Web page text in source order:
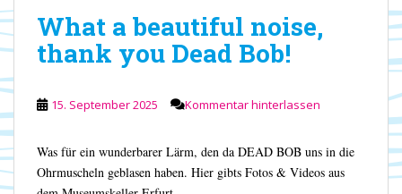
What a beautiful noise,
thank you Dead Bob!
15. September 2025 Kommentar hinterlassen
Was für ein wunderbarer Lärm, den da DEAD BOB uns in die
Ohrmuscheln geblasen haben. Hier gibts Fotos & Videos aus